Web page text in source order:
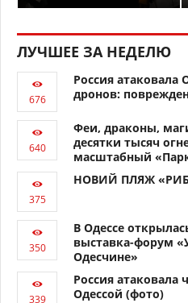
ЛУЧШЕЕ ЗА НЕДЕЛЮ
Россия атаковала
дронов:
Феи, драконы,
десятки тысяч
масштабный
НОВИЙ ПЛЯЖ
В Одессе
выставка-форум
Одесчине»
Россия атаковала
Одессой (фото)